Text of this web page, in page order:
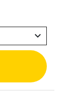
expand_more